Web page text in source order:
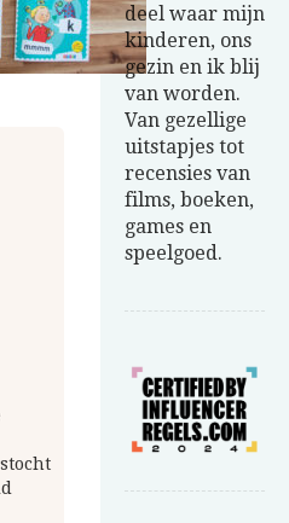
deel waar mijn
kinderen, ons
gezin en ik blij
van worden.
Van gezellige
uitstapjes tot
recensies van
films, boeken,
games en
speelgoed.